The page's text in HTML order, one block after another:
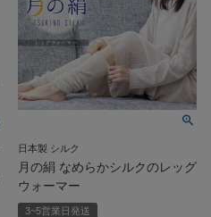
検索
日本製 シルク
月の絹 なめらかシルクのレッグ
ウォーマー
3~5営業日発送